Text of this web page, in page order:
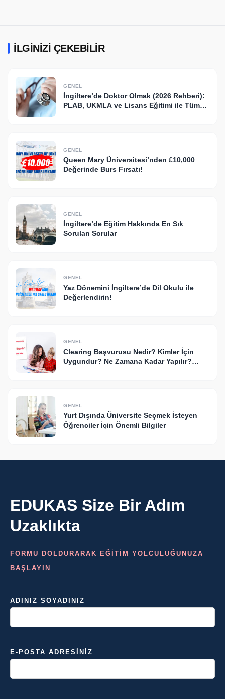
İLGINIZI ÇEKEBILIR
GENEL
İngiltere’de Doktor Olmak (2026 Rehberi):
PLAB, UKMLA ve Lisans Eğitimi ile Tüm
GENEL
Queen Mary Üniversitesi’nden £10,000
Değerinde Burs Fırsatı!
GENEL
İngiltere’de Eğitim Hakkında En Sık
Sorulan Sorular
GENEL
Yaz Dönemini İngiltere’de Dil Okulu ile
Değerlendirin!
GENEL
Clearing Başvurusu Nedir? Kimler İçin
Uygundur? Ne Zamana Kadar Yapılır?
GENEL
Yurt Dışında Üniversite Seçmek İsteyen
Öğrenciler İçin Önemli Bilgiler
EDUKAS Size Bir Adım
Uzaklıkta
FORMU DOLDURARAK EĞİTİM YOLCULUĞUNUZA
BAŞLAYIN
ADINIZ SOYADINIZ
E-POSTA ADRESINIZ